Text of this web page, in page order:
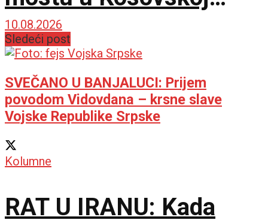
Mitrovici
10.08.2026
Sledeći post
SVEČANO U BANJALUCI: Prijem
povodom Vidovdana – krsne slave
Vojske Republike Srpske
Kolumne
RAT U IRANU: Kada